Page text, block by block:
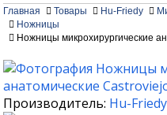
Главная Товары Hu-Friedy
Ножницы
Ножницы микрохирургические
Производитель: Hu-Friedy